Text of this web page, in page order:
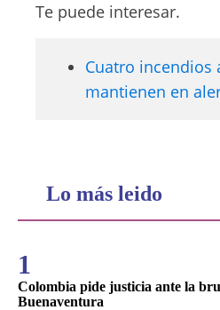
Te puede interesar.
Cuatro incendios
mantienen en
Lo más leido
1
Colombia pide justicia ante la
Buenaventura